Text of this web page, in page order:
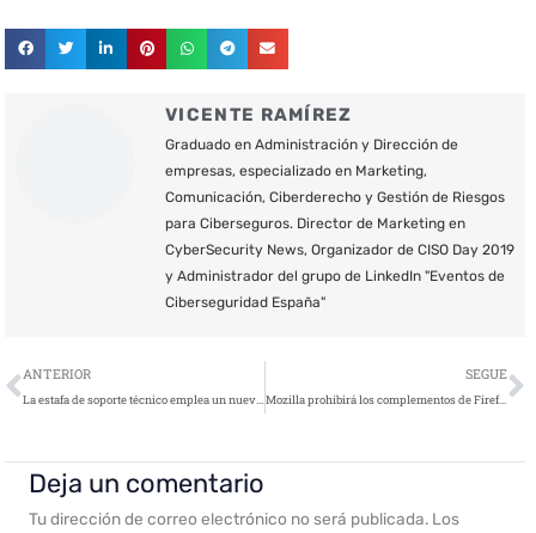
VICENTE RAMÍREZ
Graduado en Administración y Dirección de
empresas, especializado en Marketing,
Comunicación, Ciberderecho y Gestión de Riesgos
para Ciberseguros. Director de Marketing en
CyberSecurity News, Organizador de CISO Day 2019
y Administrador del grupo de LinkedIn "Eventos de
Ciberseguridad España"
Ant
ANTERIOR
La estafa de soporte técnico emplea un nuevo truco mediante el uso de Iframe para congelar los navegadores
SEGUE
Mozilla prohibirá los complementos de Firefox con código ofuscado
Deja un comentario
Tu dirección de correo electrónico no será publicada. Los